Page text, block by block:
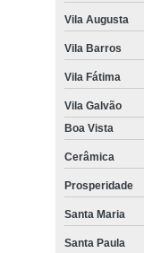
Vila Augusta
Vila Barros
Vila Fátima
Vila Galvão
Boa Vista
Cerâmica
Prosperidade
Santa Maria
Santa Paula